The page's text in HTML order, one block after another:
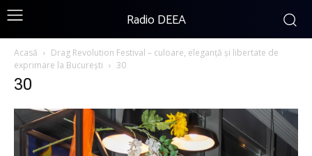
Radio DEEA
Acasă
Drag Revolution Festival – culoare, eleganță și libertate de
exprimare la București
30
30